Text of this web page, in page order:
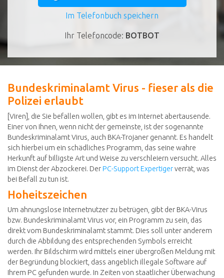
Im Telefonbuch speichern
Ihr Telefoncode: BOTBOT
Bundeskriminalamt Virus - fieser als die
Polizei erlaubt
[Viren], die Sie befallen wollen, gibt es im Internet abertausende.
Einer von Ihnen, wenn nicht der gemeinste, ist der sogenannte
Bundeskriminalamt Virus, auch BKA-Trojaner genannt. Es handelt
sich hierbei um ein schädliches Programm, das seine wahre
Herkunft auf billigste Art und Weise zu verschleiern versucht. Alles
im Dienst der Abzockerei. Der PC-Support Expertigerverrät, was
bei Befall zu tun ist.
Hoheitszeichen
Um ahnungslose Internetnutzer zu betrügen, gibt der BKA-Virus
bzw. Bundeskriminalamt Virus vor, ein Programm zu sein, das
direkt vom Bundeskriminalamt stammt. Dies soll unter anderem
durch die Abbildung des entsprechenden Symbols erreicht
werden. Ihr Bildschirm wird mittels einer übergroßen Meldung mit
der Begründung blockiert, dass angeblich illegale Software auf
Ihrem PC gefunden wurde. In Zeiten von staatlicher Überwachung